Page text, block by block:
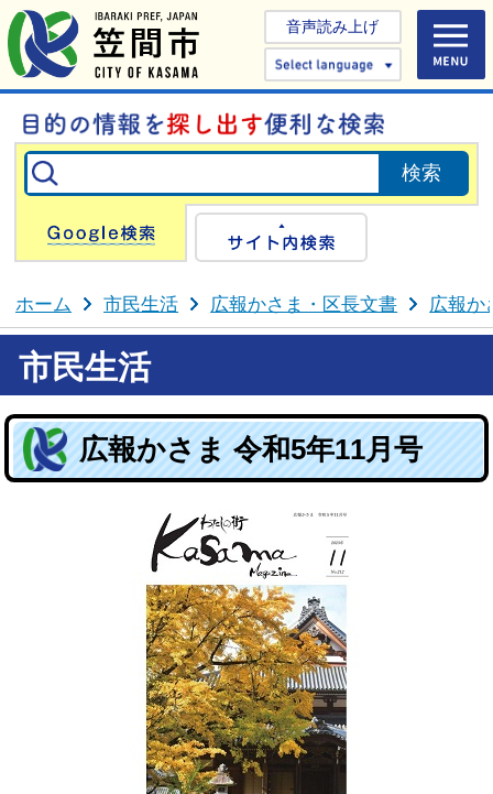
音声読み上げ
Select
Google検索
ホーム 市民生活 広報かさま・区長文書 広報か
市民生活
広報かさま 令和5年11月号